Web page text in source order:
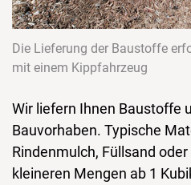
Die Lieferung der Baustoffe
mit einem Kippfahrzeug
Wir liefern Ihnen Baustoffe
Bauvorhaben. Typische
Rindenmulch, Füllsand
kleineren Mengen ab 1